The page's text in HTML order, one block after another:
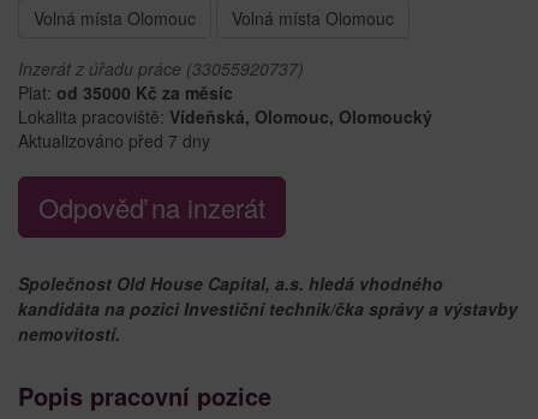
Volná místa Olomouc Volná místa Olomouc
Inzerát z úřadu práce (33055920737)
Plat: od 35000 Kč za měsíc
Lokalita pracoviště: Vídeňská, Olomouc, Olomoucký
Aktualizováno před 7 dny
Odpověď na inzerát
Společnost Old House Capital, a.s. hledá vhodného
kandidáta na pozici Investiční technik/čka správy a výstavby
nemovitostí.
Popis pracovní pozice